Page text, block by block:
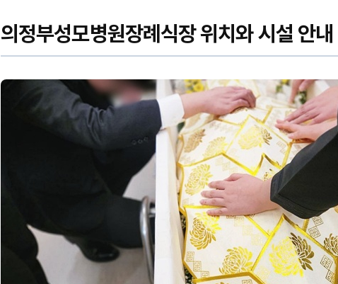
의정부성모병원장례식장 위치와 시설 안내